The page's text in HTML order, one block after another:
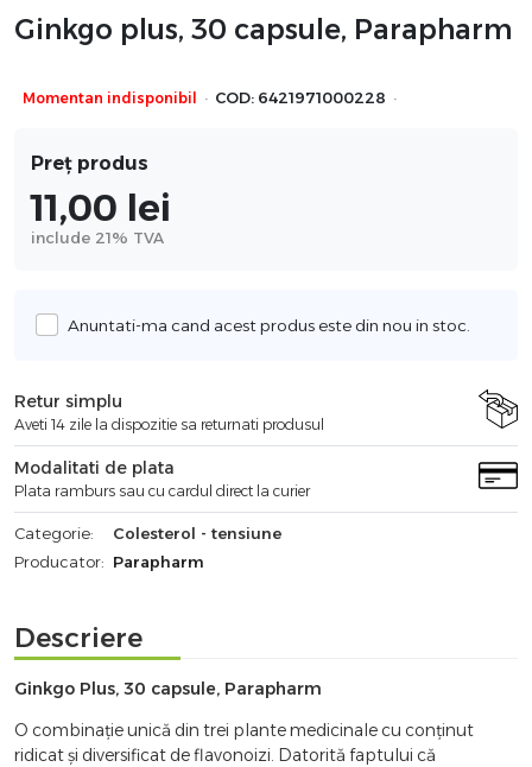
Ginkgo plus, 30 capsule, Parapharm
Momentan indisponibil · COD: 6421971000228 ·
Preț produs
11,00 lei
include 21% TVA
Anuntati-ma cand acest produs este din nou in stoc.
Retur simplu
Aveti 14 zile la dispozitie sa returnati produsul
Modalitati de plata
Plata ramburs sau cu cardul direct la curier
Categorie:
Colesterol - tensiune
Producator: Parapharm
Descriere
Ginkgo Plus, 30 capsule, Parapharm
O combinație unică din trei plante medicinale cu conținut
ridicat și diversificat de flavonoizi. Datorită faptului că